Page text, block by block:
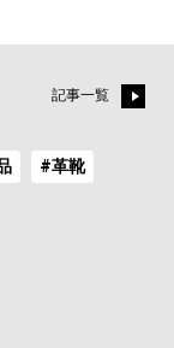
記事一覧
#革靴